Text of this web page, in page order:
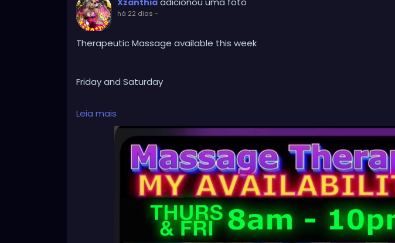
Xzanthia
há 22 dias -
Therapeutic Massage available this week
Friday and Saturday
✨
For Next week, Thursday and Friday✨
Text me to book a massage✨
Leia mais